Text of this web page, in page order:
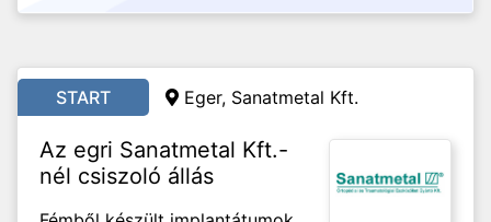
START Eger, Sanatmetal Kft.
Az egri Sanatmetal Kft.-
nél csiszoló állás